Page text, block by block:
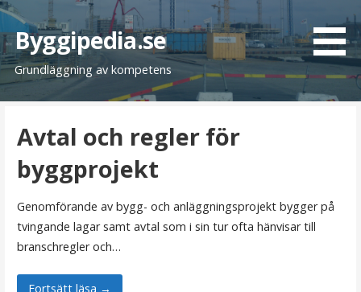
H
o
p
p
Byggipedia.se
Grundläggning av kompetens
Avtal och regler för
byggprojekt
Genomförande av bygg- och anläggningsprojekt bygger på
tvingande lagar samt avtal som i sin tur ofta hänvisar till
branschregler och…
Fortsätt läsa →